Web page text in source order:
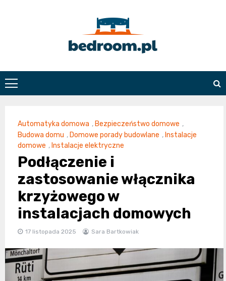
Bedroom.pl
Automatyka domowa , Bezpieczeństwo domowe ,
Budowa domu , Domowe porady budowlane , Instalacje
domowe , Instalacje elektryczne
Podłączenie i
zastosowanie włącznika
krzyżowego w
instalacjach domowych
17 listopada 2025 Sara Bartkowiak